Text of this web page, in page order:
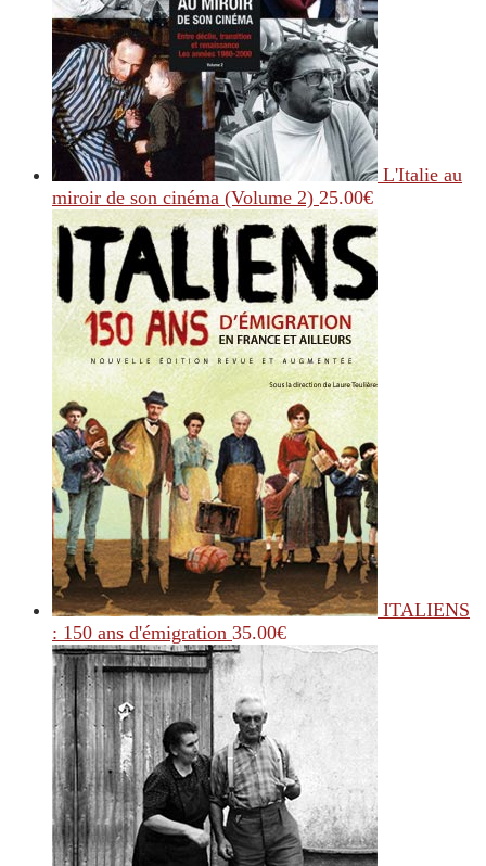
L'Italie au
miroir de son cinéma (Volume 2) 25.00€
ITALIENS
: 150 ans d'émigration 35.00€